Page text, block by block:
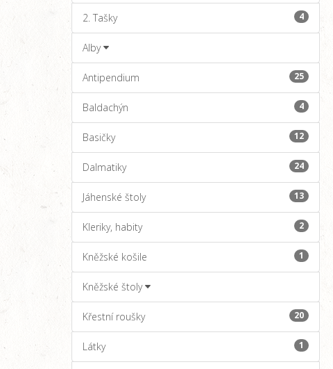
2. Tašky 4
Alby
Antipendium 25
Baldachýn 4
Basičky 12
Dalmatiky 24
Jáhenské štoly 13
Kleriky, habity 2
Kněžské košile 1
Kněžské štoly
Křestní roušky 20
Látky 1